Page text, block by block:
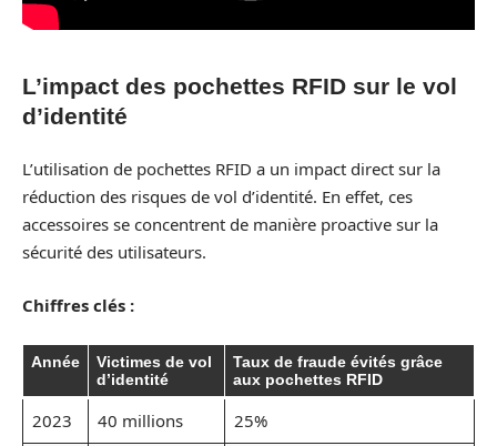
L’impact des pochettes RFID sur le vol
d’identité
L’utilisation de pochettes RFID a un impact direct sur la
réduction des risques de vol d’identité. En effet, ces
accessoires se concentrent de manière proactive sur la
sécurité des utilisateurs.
Chiffres clés :
Année
Victimes de vol
d’identité
Taux de fraude évités grâce
aux pochettes RFID
2023 40 millions 25%